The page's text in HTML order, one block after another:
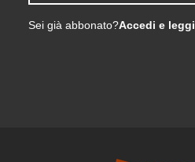
Sei già abbonato?Accedi e leggi